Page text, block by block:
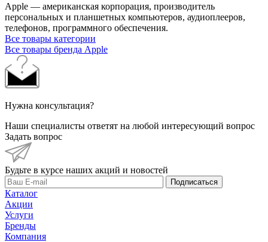
Apple — американская корпорация, производитель
персональных и планшетных компьютеров, аудиоплееров,
телефонов, программного обеспечения.
Все товары категории
Все товары бренда Apple
Нужна консультация?
Наши специалисты ответят на любой интересующий вопрос
Задать вопрос
Будьте в курсе наших акций и новостей
Подписаться
Каталог
Акции
Услуги
Бренды
Компания